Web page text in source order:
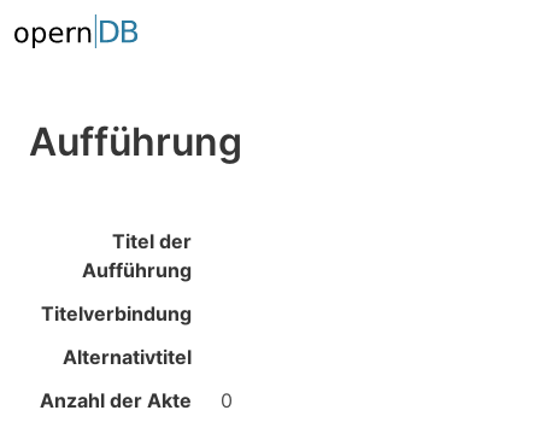
Aufführung
Titel der
Aufführung
Titelverbindung
Alternativtitel
Anzahl der Akte
0